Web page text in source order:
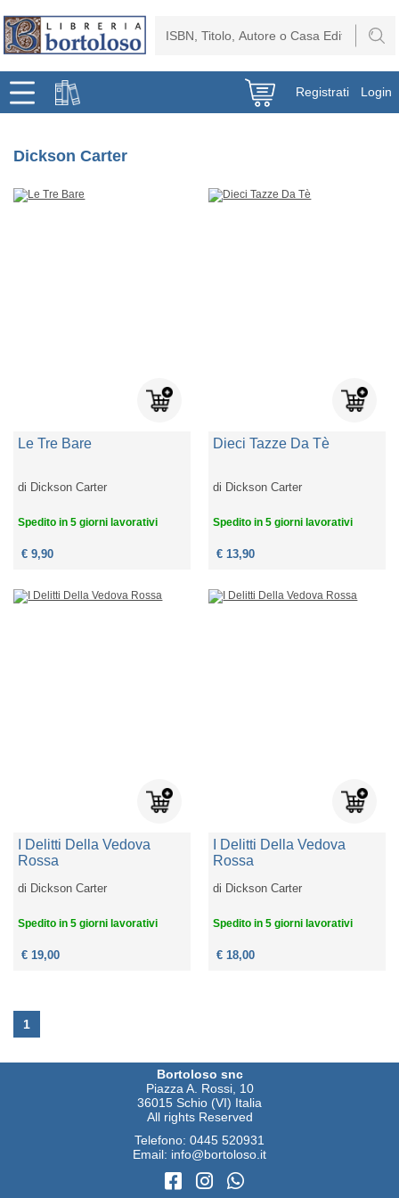
Registrati Login
Dickson Carter
Le Tre Bare
di Dickson Carter
Spedito in 5 giorni lavorativi
€ 9,90
Dieci Tazze Da Tè
di Dickson Carter
Spedito in 5 giorni lavorativi
€ 13,90
I Delitti Della Vedova
Rossa
di Dickson Carter
Spedito in 5 giorni lavorativi
€ 19,00
I Delitti Della Vedova
Rossa
di Dickson Carter
Spedito in 5 giorni lavorativi
€ 18,00
1
Bortoloso snc
Piazza A. Rossi, 10
36015 Schio (VI) Italia
All rights Reserved
Telefono: 0445 520931
Email: info@bortoloso.it